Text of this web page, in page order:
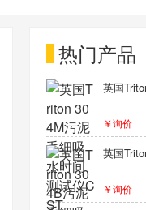
热门产品
英国
￥询价
英国
￥询价